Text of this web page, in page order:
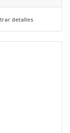
detalles